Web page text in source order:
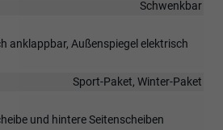
Schwenkbar
anklappbar, Außenspiegel elektrisch
Sport-Paket, Winter-Paket
und hintere Seitenscheiben